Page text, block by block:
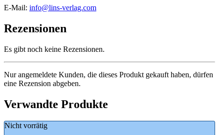
E-Mail: info@lins-verlag.com
Rezensionen
Es gibt noch keine Rezensionen.
Nur angemeldete Kunden, die dieses Produkt gekauft haben, dürfen
eine Rezension abgeben.
Verwandte Produkte
Nicht vorrätig